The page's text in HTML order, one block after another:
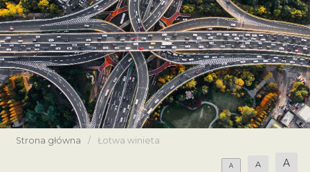
Strona główna / Łotwa winieta
A A A